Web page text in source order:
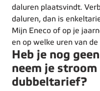
daluren plaatsvindt.
daluren, dan is
Mijn Eneco of op je
en op welke uren van de
Heb je nog
neem je
dubbeltarief?